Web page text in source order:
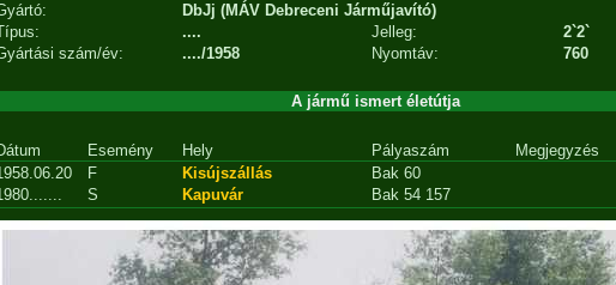
DbJj (MÁV Debreceni Járműjavító)
.... Jelleg:
2`2`
szám/év:
..../1958 Nyomtáv: 760
A jármű ismert életútja
Esemény Hely Pályaszám
Megjegyzés
F Kisújszállás
Bak 60
S Kapuvár Bak 54 157